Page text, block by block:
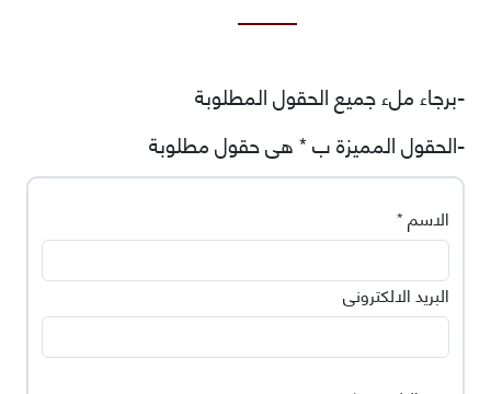
-برجاء ملء جميع الحقول المطلوبة
-الحقول المميزة ب * هى حقول مطلوبة
الاسم *
البريد الالكترونى